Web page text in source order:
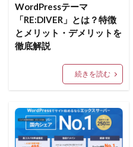
WordPressテーマ
「RE:DIVER」とは？特徴
とメリット・デメリットを
徹底解説
続きを読む